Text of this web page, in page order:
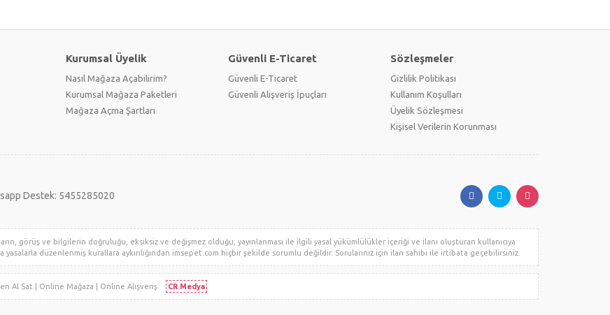
Kurumsal Üyelik
Nasıl Mağaza Açabilirim?
Kurumsal Mağaza Paketleri
Mağaza Açma Şartları
Güvenli E-Ticaret
Güvenli E-Ticaret
Güvenli Alışveriş İpuçları
Sözleşmeler
Gizlilik Politikası
Kullanım Koşulları
Üyelik Sözleşmesi
Kişisel Verilerin Korunması
Destek: 5455285020
görüş ve bilgilerin doğruluğu, eksiksiz ve değişmez olduğu, yayınlanması ile ilgili yasal yükümlülükler içeriği ve ilanı oluşturan kullanıcıya
düzenlenmiş kurallara aykırılığından imsepet.com hiçbir şekilde sorumlu değildir. Sorularınız için ilan sahibi ile irtibata geçebilirsiniz.
Al Sat | Online Mağaza | Online Alışveriş CR Medya